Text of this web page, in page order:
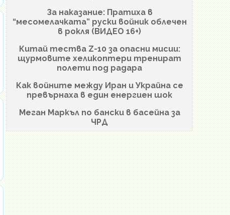
За наказание: Пратиха в
“месомелачката” руски войник облечен
в рокля (ВИДЕО 16+)
Китай тества Z-10 за опасни мисии:
щурмовите хеликоптери тренират
полети под радара
Как войните между Иран и Украйна се
превърнаха в един енергиен шок
Меган Маркъл по бански в басейна за
ЧРД